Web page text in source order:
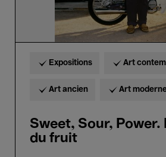
Expositions Art
Art ancien Art
Sweet, Sour, Power.
du fruit